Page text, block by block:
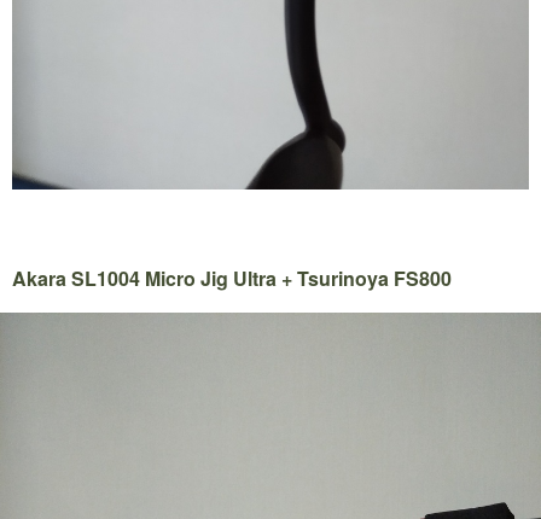
Akara SL1004 Micro Jig Ultra + Tsurinoya FS800